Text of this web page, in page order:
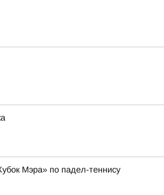
Мэра» по падел-теннису